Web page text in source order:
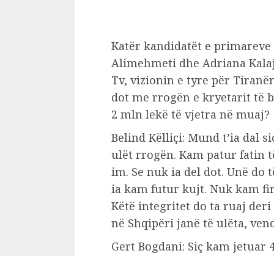
Katër kandidatët e
Alimehmeti dhe Adriana
Tv, vizionin e tyre për
dot me rrogën e kryetarit të
2 mln lekë të vjetra në muaj?
Belind Këlliçi: Mund t’ia dal
ulët rrogën. Kam patur fatin
im. Se nuk ia del dot. Unë do
ia kam futur kujt. Nuk kam
Këtë integritet do ta ruaj deri
në Shqipëri janë të ulëta,
Gert Bogdani: Siç kam jetuar